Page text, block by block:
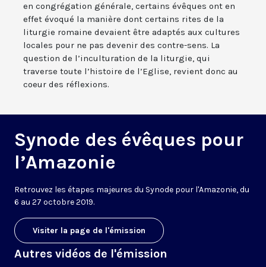
en congrégation générale, certains évêques ont en
effet évoqué la manière dont certains rites de la
liturgie romaine devaient être adaptés aux cultures
locales pour ne pas devenir des contre-sens. La
question de l’inculturation de la liturgie, qui
traverse toute l’histoire de l’Eglise, revient donc au
coeur des réflexions.
Synode des évêques pour
l’Amazonie
Retrouvez les étapes majeures du Synode pour l'Amazonie, du
6 au 27 octobre 2019.
Visiter la page de l'émission
Autres vidéos de l'émission